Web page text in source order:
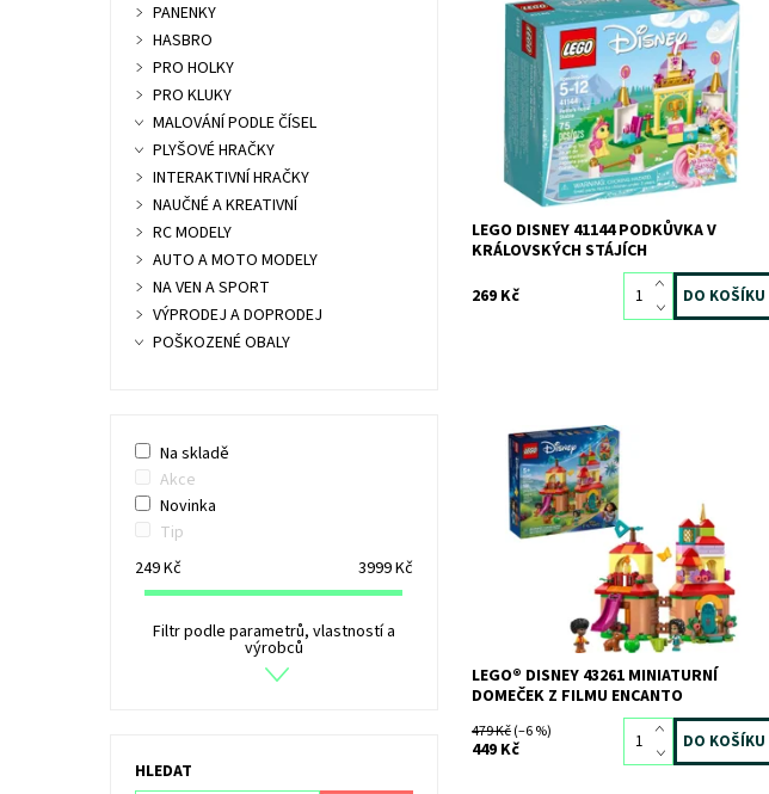
Bav se s poníkem Podkůvkou, který patří
Belle, v královských stájích!
Dostupnost:
Skladem
2 ks
2774
Značka:
LEGO
LEGO DISNEY 41144 PODKŮVKA V
KRÁLOVSKÝCH STÁJÍCH
269 Kč
Dostupnost: Skladem
12315
Značka:
LEGO
LEGO® DISNEY 43261 MINIATURNÍ
DOMEČEK Z FILMU ENCANTO
479 Kč(–6 %)
449 Kč
PANENKY
HASBRO
PRO HOLKY
PRO KLUKY
MALOVÁNÍ PODLE ČÍSEL
PLYŠOVÉ HRAČKY
INTERAKTIVNÍ HRAČKY
NAUČNÉ A KREATIVNÍ
RC MODELY
AUTO A MOTO MODELY
NA VEN A SPORT
VÝPRODEJ A DOPRODEJ
POŠKOZENÉ OBALY
Na skladě
Akce
Novinka
Tip
249Kč 3999Kč
Filtr podle parametrů, vlastností a
výrobců
HLEDAT